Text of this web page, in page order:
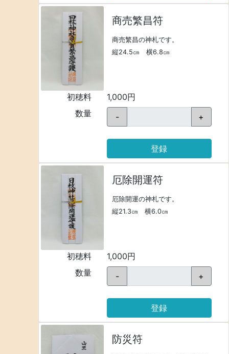
商売繁昌符
商売繁昌の神札です。
縦24.5㎝ 横6.8㎝
初穂料
1,000円
数量
- +
登録
厄除開運符
厄除開運の神札です。
縦21.3㎝ 横6.0㎝
初穂料
1,000円
数量
- +
登録
防災符